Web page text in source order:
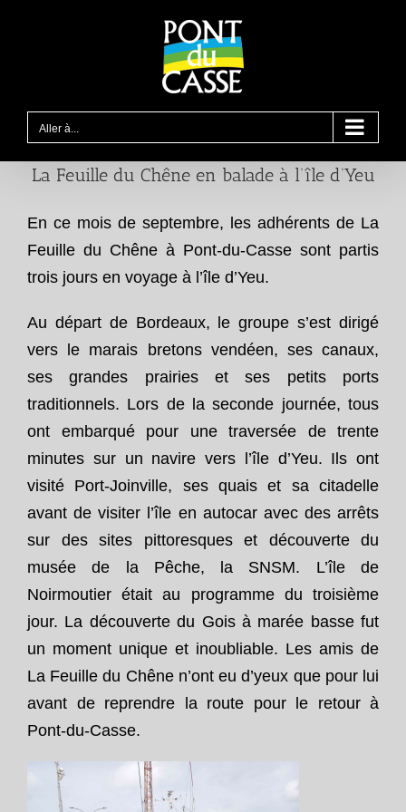
Aller à...
La Feuille du Chêne en balade à l’île d’Yeu
En ce mois de septembre, les adhérents de La
Feuille du Chêne à Pont-du-Casse sont partis
trois jours en voyage à l’île d’Yeu.
Au départ de Bordeaux, le groupe s’est dirigé
vers le marais bretons vendéen, ses canaux,
ses grandes prairies et ses petits ports
traditionnels. Lors de la seconde journée, tous
ont embarqué pour une traversée de trente
minutes sur un navire vers l’île d’Yeu. Ils ont
visité Port-Joinville, ses quais et sa citadelle
avant de visiter l’île en autocar avec des arrêts
sur des sites pittoresques et découverte du
musée de la Pêche, la SNSM. L’île de
Noirmoutier était au programme du troisième
jour. La découverte du Gois à marée basse fut
un moment unique et inoubliable. Les amis de
La Feuille du Chêne n’ont eu d’yeux que pour lui
avant de reprendre la route pour le retour à
Pont-du-Casse.